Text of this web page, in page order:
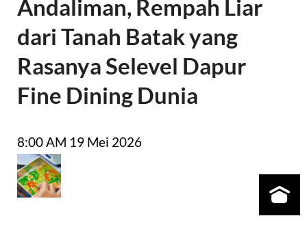
Andaliman, Rempah Liar
dari Tanah Batak yang
Rasanya Selevel Dapur
Fine Dining Dunia
8:00 AM 19 Mei 2026